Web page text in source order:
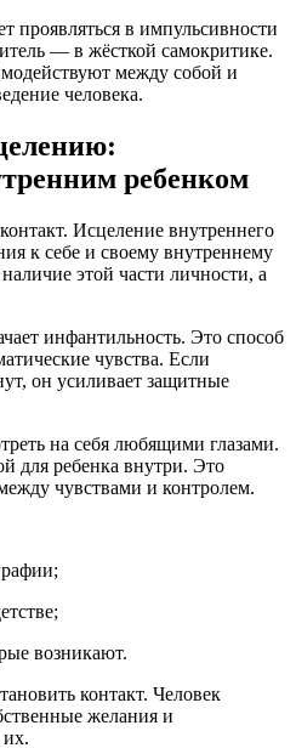
проявляться в импульсивности
— в жёсткой самокритике.
между собой и
человека.
ребенком
Исцеление внутреннего
к себе и своему внутреннему
этой части личности, а
инфантильность. Это способ
чувства. Если
он усиливает защитные
на себя любящими глазами.
для ребенка внутри. Это
чувствами и контролем.
возникают.
контакт. Человек
желания и
их.